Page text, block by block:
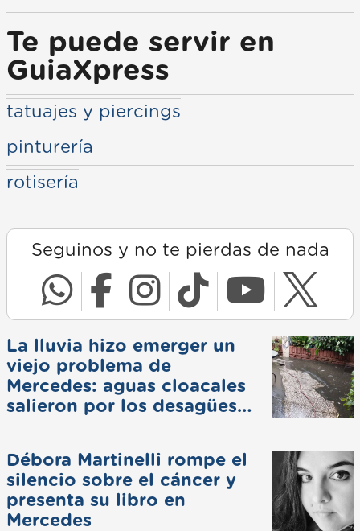
Te puede servir en
GuiaXpress
tatuajes y piercings
pinturería
rotisería
Seguinos y no te pierdas de nada
La lluvia hizo emerger un
viejo problema de
Mercedes: aguas cloacales
salieron por los desagües
Débora Martinelli rompe el
silencio sobre el cáncer y
presenta su libro en
Mercedes